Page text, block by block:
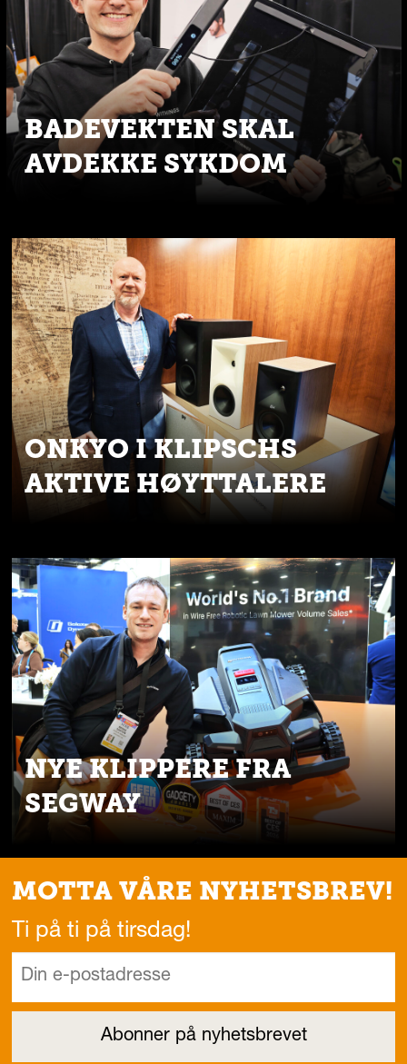
BADEVEKTEN SKAL
AVDEKKE SYKDOM
ONKYO I KLIPSCHS
AKTIVE HØYTTALERE
NYE KLIPPERE FRA
SEGWAY
MOTTA VÅRE NYHETSBREV!
Ti på ti på tirsdag!